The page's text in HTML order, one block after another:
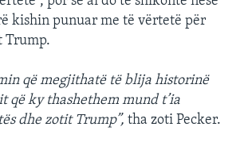
kishin punuar me të vërtetë për
Trump.
që megjithatë të blija historinë
që ky thashethem mund t’ia
dhe zotit Trump”, tha zoti Pecker.